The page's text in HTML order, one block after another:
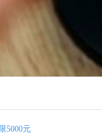
5000元